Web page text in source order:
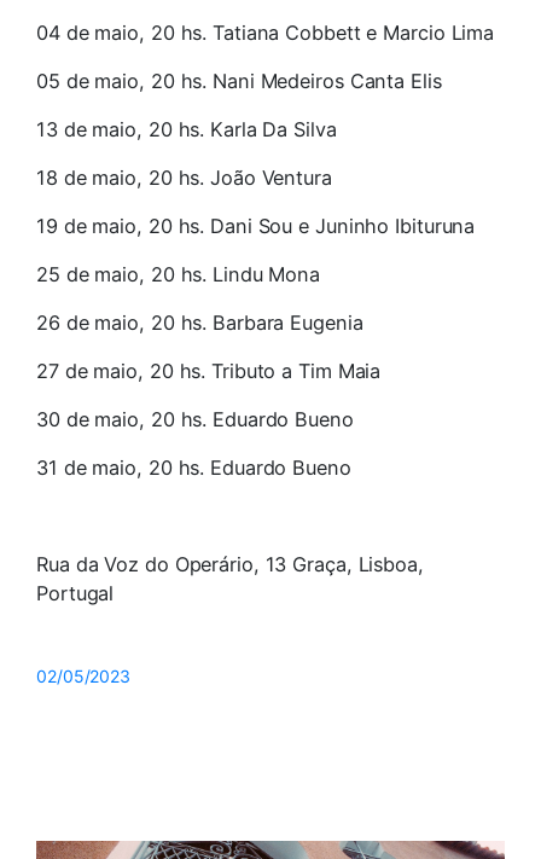
04 de maio, 20 hs. Tatiana Cobbett e Marcio Lima
05 de maio, 20 hs. Nani Medeiros Canta Elis
13 de maio, 20 hs. Karla Da Silva
18 de maio, 20 hs. João Ventura
19 de maio, 20 hs. Dani Sou e Juninho Ibituruna
25 de maio, 20 hs. Lindu Mona
26 de maio, 20 hs. Barbara Eugenia
27 de maio, 20 hs. Tributo a Tim Maia
30 de maio, 20 hs. Eduardo Bueno
31 de maio, 20 hs. Eduardo Bueno
Rua da Voz do Operário, 13 Graça, Lisboa,
Portugal
02/05/2023